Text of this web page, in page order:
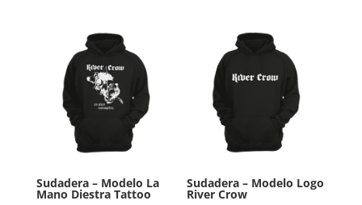
Sudadera – Modelo La
Mano Diestra Tattoo
Sudadera – Modelo Logo
River Crow